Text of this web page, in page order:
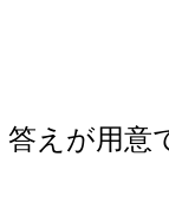
えが用意